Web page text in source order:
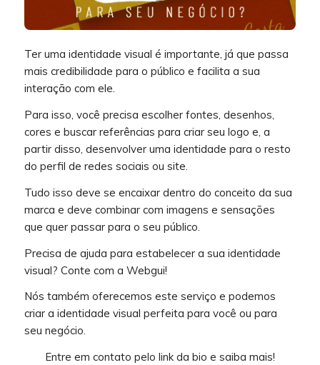
Ter uma identidade visual é importante, já que passa
mais credibilidade para o público e facilita a sua
interação com ele.
Para isso, você precisa escolher fontes, desenhos,
cores e buscar referências para criar seu logo e, a
partir disso, desenvolver uma identidade para o resto
do perfil de redes sociais ou site.
Tudo isso deve se encaixar dentro do conceito da sua
marca e deve combinar com imagens e sensações
que quer passar para o seu público.
Precisa de ajuda para estabelecer a sua identidade
visual? Conte com a Webgui!
Nós também oferecemos este serviço e podemos
criar a identidade visual perfeita para você ou para
seu negócio.
Entre em contato pelo link da bio e saiba mais!